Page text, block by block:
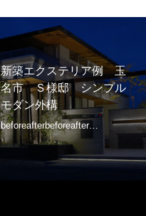
新築エクステリア例 玉
名市 Ｓ様邸 シンプル
モダン外構